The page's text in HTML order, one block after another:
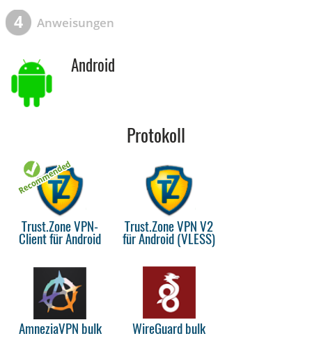
4 Anweisungen
Android
Protokoll
Trust.Zone VPN-
Client für Android
Trust.Zone VPN V2
für Android (VLESS)
AmneziaVPN bulk WireGuard bulk